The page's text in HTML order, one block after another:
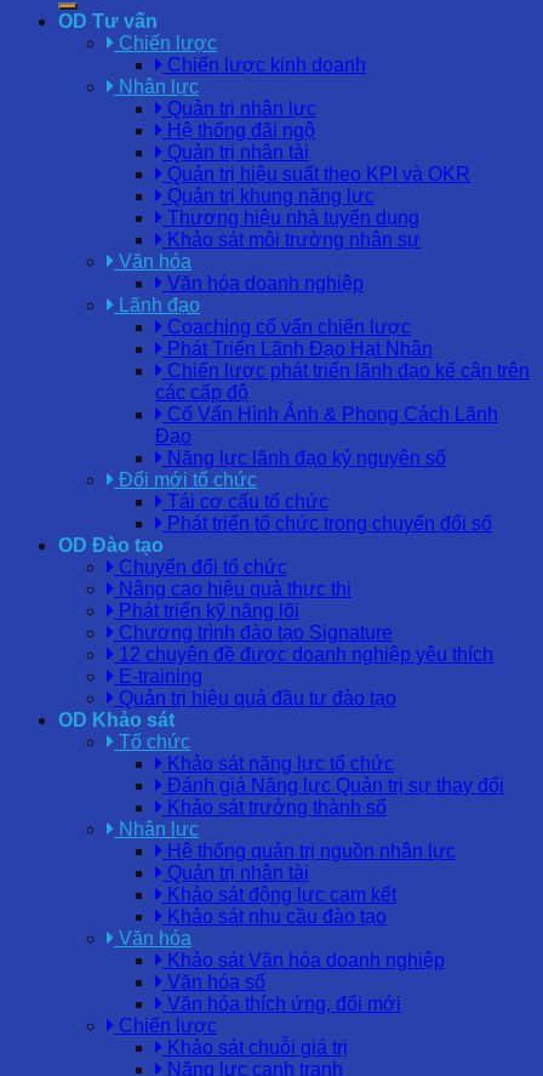
OD Tư vấn
Chiến lược
Chiến lược kinh doanh
Nhân lực
Quản trị nhân lực
Hệ thống đãi ngộ
Quản trị nhân tài
Quản trị hiệu suất theo KPI và OKR
Quản trị khung năng lực
Thương hiệu nhà tuyển dụng
Khảo sát môi trường nhân sự
Văn hóa
Văn hóa doanh nghiệp
Lãnh đạo
Coaching cố vấn chiến lược
Phát Triển Lãnh Đạo Hạt Nhân
Chiến lược phát triển lãnh đạo kế cận trên
các cấp độ
Cố Vấn Hình Ảnh & Phong Cách Lãnh
Đạo
Năng lực lãnh đạo kỷ nguyên số
Đổi mới tổ chức
Tái cơ cấu tổ chức
Phát triển tổ chức trong chuyển đổi số
OD Đào tạo
Chuyển đổi tổ chức
Nâng cao hiệu quả thực thi
Phát triển kỹ năng lõi
Chương trình đào tạo Signature
12 chuyên đề được doanh nghiệp yêu thích
E-training
Quản trị hiệu quả đầu tư đào tạo
OD Khảo sát
Tổ chức
Khảo sát năng lực tổ chức
Đánh giá Năng lực Quản trị sự thay đổi
Khảo sát trưởng thành số
Nhân lực
Hệ thống quản trị nguồn nhân lực
Quản trị nhân tài
Khảo sát động lực cam kết
Khảo sát nhu cầu đào tạo
Văn hóa
Khảo sát Văn hóa doanh nghiệp
Văn hóa số
Văn hóa thích ứng, đổi mới
Chiến lược
Khảo sát chuỗi giá trị
Năng lực cạnh tranh